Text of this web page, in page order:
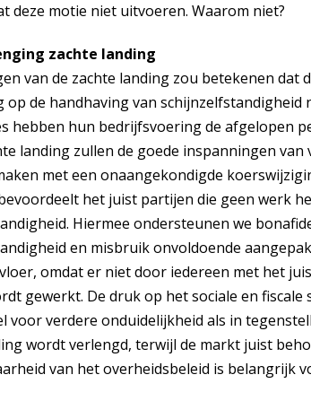
deze motie niet uitvoeren. Waarom niet?
zachte landing
van de zachte landing zou betekenen dat
op de handhaving van schijnzelfstandigheid
hebben hun bedrijfsvoering de afgelopen
landing zullen de goede inspanningen
met een onaangekondigde
het juist partijen die geen werk
Hiermee ondersteunen we
en misbruik onvoldoende
omdat er niet door iedereen met het
gewerkt. De druk op het sociale en
voor verdere onduidelijkheid als in
wordt verlengd, terwijl de markt juist
van het overheidsbeleid is belangrijk